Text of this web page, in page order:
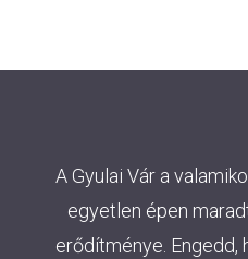
A Gyulai Vár a
egyetlen épen
erődítménye. Engedd,